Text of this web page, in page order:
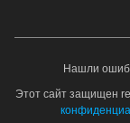
Нашли
Этот сайт защищен